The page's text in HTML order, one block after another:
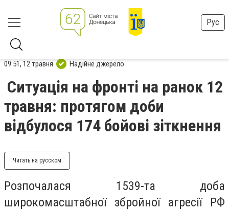
Рус
09:51, 12 травня Надійне джерело
Ситуація на фронті на ранок 12
травня: протягом доби
відбулося 174 бойові зіткнення
Читать на русском
Розпочалася 1539-та доба
широкомасштабної збройної агресії РФ